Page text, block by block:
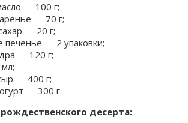
— 100 г;
— 70 г;
— 20 г;
печенье — 2 упаковки;
— 120 г;
— 400 г;
— 300 г.
десерта: